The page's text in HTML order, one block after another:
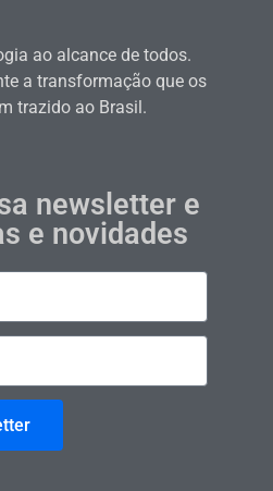
ao alcance de todos.
a transformação que os
trazido ao Brasil.
newsletter e
e novidades